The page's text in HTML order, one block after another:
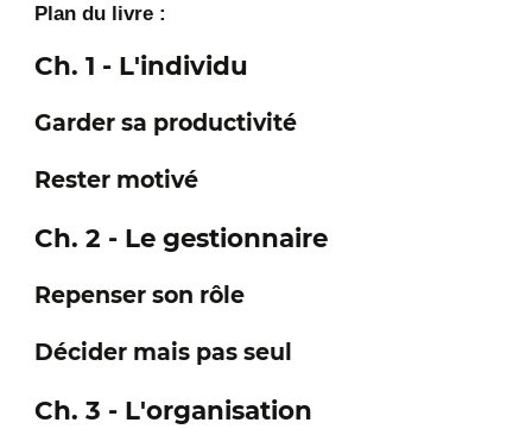
Plan du livre :
Ch. 1 - L'individu
Garder sa productivité
Rester motivé
Ch. 2 - Le gestionnaire
Repenser son rôle
Décider mais pas seul
Ch. 3 - L'organisation